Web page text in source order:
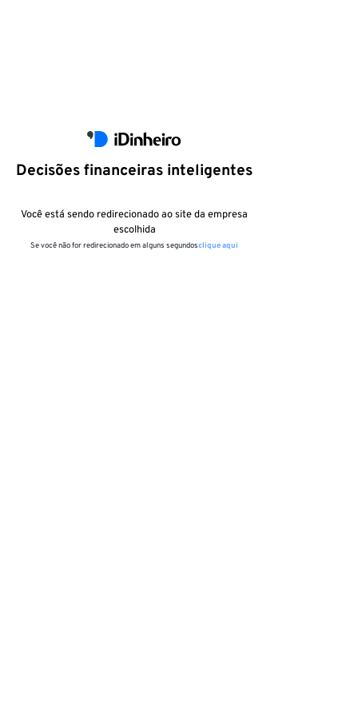
Decisões financeiras inteligentes
Você está sendo redirecionado ao site da empresa
escolhida
Se você não for redirecionado em alguns segundosclique aqui